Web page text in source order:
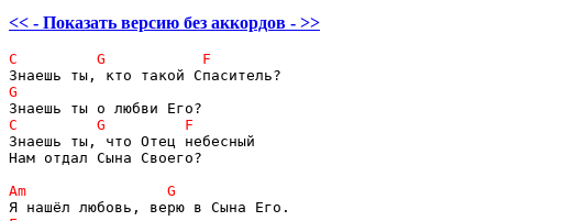
<< - Показать версию без аккордов - >>
Знаешь ты, что Отец небесный
Нам отдал Сына Своего?